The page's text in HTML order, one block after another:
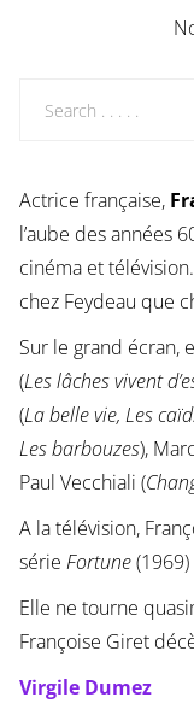
Actrice française,
l’aube des années
cinéma et
chez Feydeau que
Sur le grand écran,
(Les lâches vivent
(La belle vie, Les
Les barbouzes),
Paul Vecchiali (
A la télévision,
série Fortune(1969)
Elle ne tourne
Françoise Giret
Virgile Dumez